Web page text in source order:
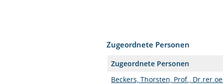
Zugeordnete Personen
Zugeordnete Personen
Beckers, Thorsten, Prof.,